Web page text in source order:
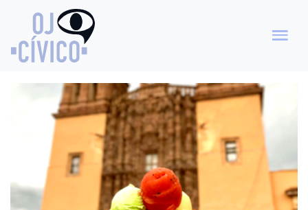
Archivo de etiquetas:
Festividad